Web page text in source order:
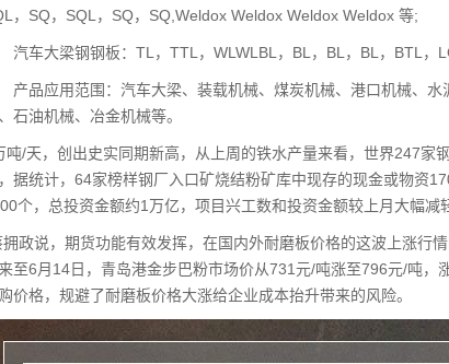
，SQ，SQL，SQ，SQ,Weldox Weldox Weldox Weldox 等;
车大梁钢钢板：TL，TTL，WLWLBL，BL，BL，BL，BTL，
品应用范围：汽车大梁、装载机械、煤炭机械、港口机械、水
石油机械、冶金机械等。
吨/天，创出史实同期新高，从上周的铁水产量来看，世界247
据统计，64家榜样钢厂入口矿烧结粉矿库中现存的现金或物资
个，总投资金额约1万亿，项目兴工数和投资金额较上月大幅减
拥政说，期货功能有效发挥，在国内外耐磨板价格的这波上涨行
至6月14日，青岛港金步巴粉市场价从731元/吨涨至796元/吨
价格，规避了耐磨板价格大涨给企业成本抬升带来的风险。